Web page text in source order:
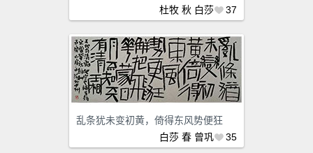
杜牧 秋 白莎 37
乱条犹未变初黄，倚得东风势便狂
白莎 春 曾巩 35